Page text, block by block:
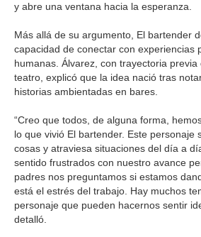
y abre una ventana hacia la esperanza.
Más allá de su argumento, El bartender
capacidad de conectar con experiencias
humanas. Álvarez, con trayectoria previa
teatro, explicó que la idea nació tras
historias ambientadas en bares.
“Creo que todos, de alguna forma,
lo que vivió El bartender. Este personaje
cosas y atraviesa situaciones del día a
sentido frustrados con nuestro avance
padres nos preguntamos si estamos
está el estrés del trabajo. Hay muchos
personaje que pueden hacernos sentir
detalló.